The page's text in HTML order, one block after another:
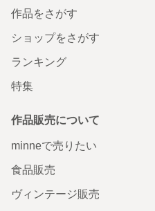
作品をさがす
ショップをさがす
ランキング
特集
作品販売について
minneで売りたい
食品販売
ヴィンテージ販売